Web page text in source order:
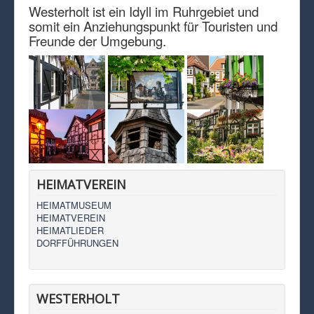
Westerholt ist ein Idyll im Ruhrgebiet und
somit ein Anziehungspunkt für Touristen und
Freunde der Umgebung.
HEIMATVEREIN
HEIMATMUSEUM
HEIMATVEREIN
HEIMATLIEDER
DORFFÜHRUNGEN
WESTERHOLT